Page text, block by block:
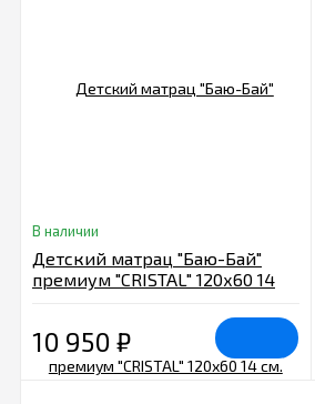
В наличии
Детский матрац "Баю-Бай"
премиум "CRISTAL" 120х60 14
10 950 ₽